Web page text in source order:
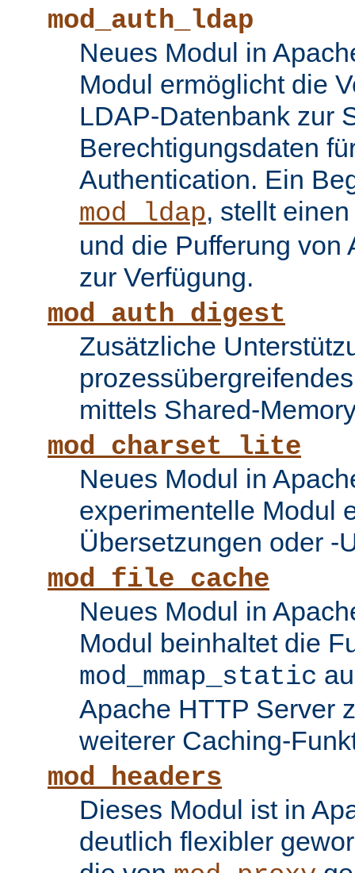
mod_auth_ldap
Neues Modul in
Modul ermöglicht die
LDAP-Datenbank zur
Berechtigungsdaten
Authentication. Ein
mod_ldap, stellt
und die Pufferung von
zur Verfügung.
mod_auth_digest
Zusätzliche
mittels Shared-
mod_charset_lite
Neues Modul in
experimentelle Modul
Übersetzungen oder -
mod_file_cache
Neues Modul in
Modul beinhaltet die
mod_mmap_static
Apache HTTP Server
weiterer Caching-
mod_headers
Dieses Modul ist in
deutlich flexibler